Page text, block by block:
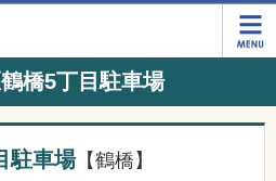
橋5丁目駐車場
駐車場【鶴橋】